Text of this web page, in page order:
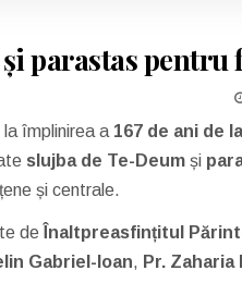
parastas
la împlinirea a 167 de ani de
slujba de Te-Deum și
și centrale.
de Înaltpreasfințitul
Gabriel-Ioan, Pr. Zaharia